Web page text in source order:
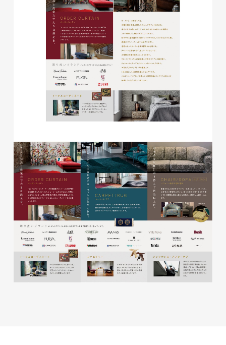
株式会社ベストブラス様 EC
サイト制作
ECサイト
#HTML/CSSコーディング
#レスポンシブWebデザイン
#Shopify